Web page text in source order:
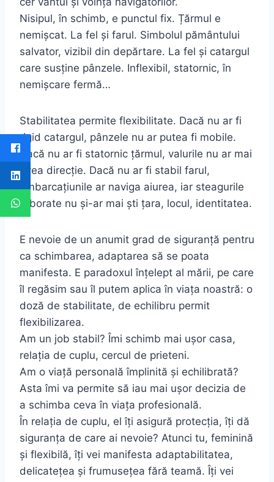
Nisipul, în schimb, e punctul fix. Țărmul e
nemişcat. La fel şi farul. Simbolul pământului
salvator, vizibil din depărtare. La fel şi catargul
care susține pânzele. Inflexibil, statornic, în
nemişcare fermă…
Stabilitatea permite flexibilitate. Dacă nu ar fi
rigid catargul, pânzele nu ar putea fi mobile.
Dacă nu ar fi statornic țărmul, valurile nu ar mai
avea direcție. Dacă nu ar fi stabil farul,
ambarcațiunile ar naviga aiurea, iar steagurile
arborate nu şi-ar mai şti țara, locul, identitatea.
E nevoie de un anumit grad de siguranță pentru
ca schimbarea, adaptarea să se poata
manifesta. E paradoxul înțelept al mării, pe care
îl regăsim sau îl putem aplica în viața noastră: o
doză de stabilitate, de echilibru permit
flexibilizarea.
Am un job stabil? Îmi schimb mai uşor casa,
relația de cuplu, cercul de prieteni.
Am o viață personală împlinită şi echilibrată?
Asta îmi va permite să iau mai uşor decizia de
a schimba ceva în viața profesională.
În relația de cuplu, el îți asigură protecția, îți dă
siguranța de care ai nevoie? Atunci tu, feminină
şi flexibilă, îți vei manifesta adaptabilitatea,
delicatețea şi frumusețea fără teamă. Îți vei